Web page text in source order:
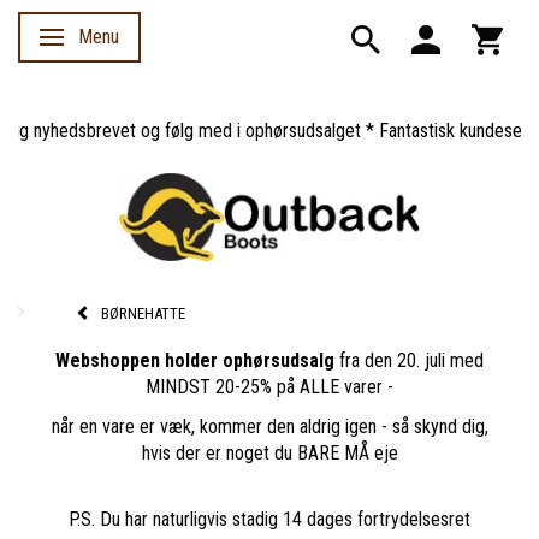
Skifte navigation
Menu
og følg med i ophørsudsalget * Fantastisk kundeservice
BØRNEHATTE
Webshoppen holder ophørsudsalg fra den 20. juli med
MINDST 20-25% på ALLE varer -
når en vare er væk, kommer den aldrig igen - så skynd dig,
hvis der er noget du BARE MÅ eje
P.S. Du har naturligvis stadig 14 dages fortrydelsesret